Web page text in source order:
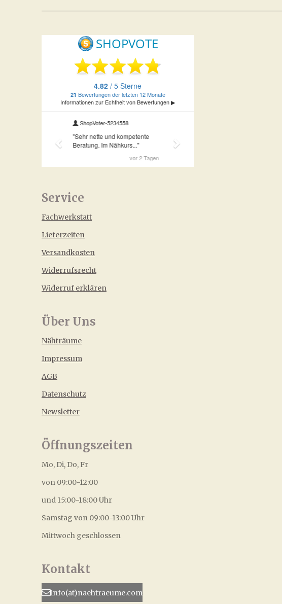
Service
Fachwerkstatt
Lieferzeiten
Versandkosten
Widerrufsrecht
Widerruf erklären
Über Uns
Nähträume
Impressum
AGB
Datenschutz
Newsletter
Öffnungszeiten
Mo, Di, Do, Fr
von 09:00-12:00
und 15:00-18:00 Uhr
Samstag von 09:00-13:00 Uhr
Mittwoch geschlossen
Kontakt
info(at)naehtraeume.com